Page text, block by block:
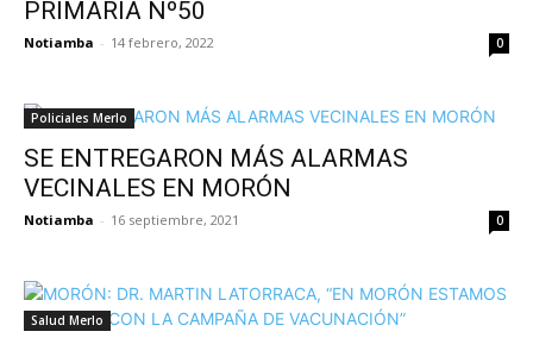
PRIMARIA Nº50
Notiamba - 14 febrero, 2022 0
Policiales Merlo
SE ENTREGARON MÁS ALARMAS
VECINALES EN MORÓN
Notiamba - 16 septiembre, 2021 0
Salud Merlo